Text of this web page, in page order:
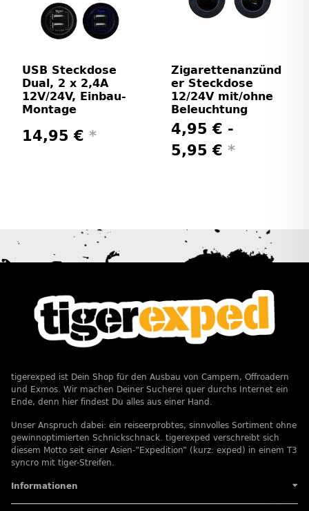
USB Steckdose
Dual, 2 x 2,4A
12V/24V, Einbau-
Montage
14,95 € *
Zigarettenanzünd
er Steckdose
12/24V mit/ohne
Beleuchtung
4,95 € -
5,95 € *
tigerexped ist Dein Shop für den Ausbau von Campern, Offroadern
und Exmos. Wir machen Deiner Sucherei quer durchs Internet ein
Ende, denn hier findest Du alles aus einer Hand.
Unser Anspruch dabei: ein reiseerprobtes, sinnvolles Sortiment ohne
gewinnoptimierten Schnickschnack. tigerexped verschreibt sich
diesem Motto seit einer Asien-”Expedition” (kurz: exped) in einem T3
syncro mit tiger-Streifen.
Informationen